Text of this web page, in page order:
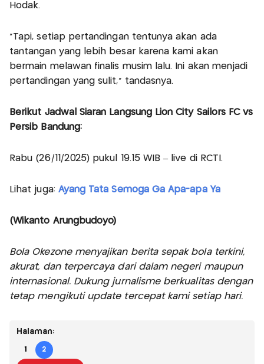
Hodak.
“Tapi, setiap pertandingan tentunya akan ada
tantangan yang lebih besar karena kami akan
bermain melawan finalis musim lalu. Ini akan menjadi
pertandingan yang sulit,” tandasnya.
Berikut Jadwal Siaran Langsung Lion City Sailors FC vs
Persib Bandung:
Rabu (26/11/2025) pukul 19.15 WIB – live di RCTI.
Lihat juga: Ayang Tata Semoga Ga Apa-apa Ya
(Wikanto Arungbudoyo)
Bola Okezone menyajikan berita sepak bola terkini,
akurat, dan terpercaya dari dalam negeri maupun
internasional. Dukung jurnalisme berkualitas dengan
tetap mengikuti update tercepat kami setiap hari.
Halaman:
1 2